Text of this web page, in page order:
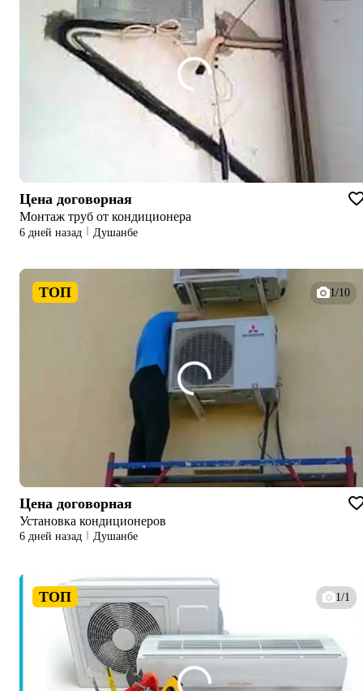
Цена договорная
Монтаж труб от кондиционера
6 дней назад Душанбе
ТОП 1/10
Цена договорная
Установка кондиционеров
6 дней назад Душанбе
ТОП 1/1